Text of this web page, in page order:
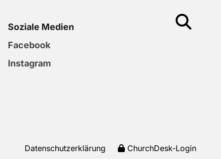
Soziale Medien
Facebook
Instagram
Datenschutzerklärung ChurchDesk-Login